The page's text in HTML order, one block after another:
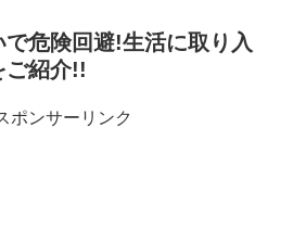
危険回避!生活に取り入
ご紹介!!
ポンサーリンク